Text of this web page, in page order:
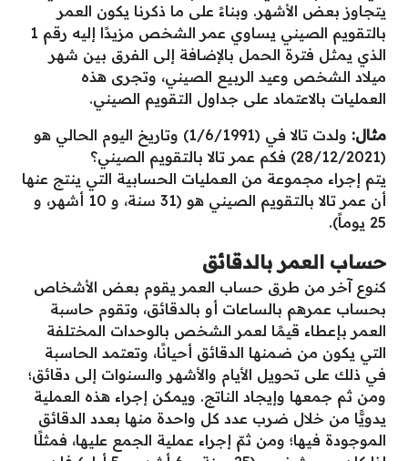
يتجاوز بعض الأشهر. وبناءً على ما ذكرنا يكون العمر
بالتقويم الصيني يساوي عمر الشخص مزيدًا إليه رقم 1
الذي يمثل فترة الحمل بالإضافة إلى الفرق بين شهر
ميلاد الشخص وعيد الربيع الصيني، وتجرى هذه
العمليات بالاعتماد على جداول التقويم الصيني.
مثال:
ولدت تالا في (1/6/1991) وتاريخ اليوم الحالي هو
(28/12/2021) فكم عمر تالا بالتقويم الصيني؟
يتم إجراء مجموعة من العمليات الحسابية التي ينتج عنها
أن عمر تالا بالتقويم الصيني هو (31 سنة، و 10 أشهر، و
25 يوماً).
حساب العمر بالدقائق
كنوع آخر من طرق حساب العمر يقوم بعض الأشخاص
بحساب عمرهم بالساعات أو بالدقائق، وتقوم حاسبة
العمر بإعطاء قيمًا لعمر الشخص بالوحدات المختلفة
التي يكون من ضمنها الدقائق أحيانًا، وتعتمد الحاسبة
في ذلك على تحويل الأيام والأشهر والسنوات إلى دقائق؛
ومن ثم جمعها وإيجاد الناتج. ويمكن إجراء هذه العملية
يدويًّا من خلال ضرب عدد كل واحدة منها بعدد الدقائق
الموجودة فيها؛ ومن ثمّ إجراء عملية الجمع عليها، فمثلًا